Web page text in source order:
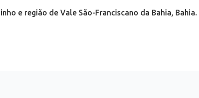
e região de Vale São-Franciscano da Bahia, Bahia.